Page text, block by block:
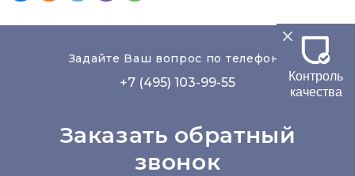
Задайте Ваш вопрос по телефону
+7 (495) 103-99-55
Заказать обратный
звонок
Контроль
качества